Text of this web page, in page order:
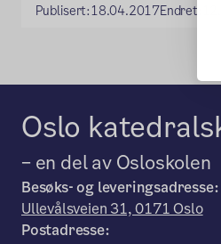
Publisert:18.04.2017Endret:
Oslo
– en del av Osloskolen
Besøks- og leveringsadresse:
Ullevålsveien 31, 0171 Oslo
Postadresse: